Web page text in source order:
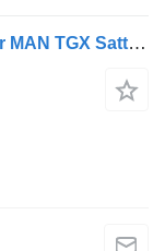
MAN 1033803.6 Fahrerhauspumpe für MAN TGX Sattelzugmaschine